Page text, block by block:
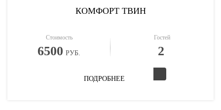
КОМФОРТ ТВИН
Стоимость
6500 РУБ.
Гостей
2
ПОДРОБНЕЕ